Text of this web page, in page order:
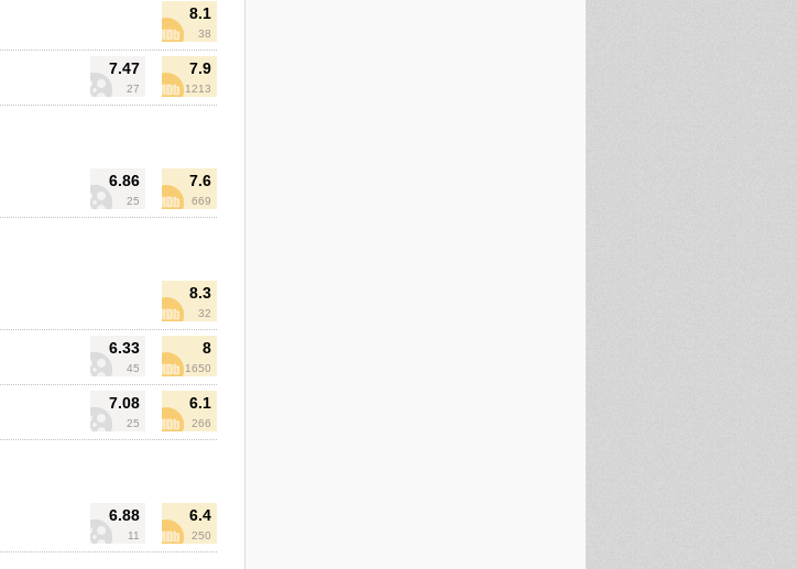
8.1
38
7.47
27
7.9
1213
6.86
25
7.6
669
8.3
32
6.33
45
8
1650
7.08
25
6.1
266
6.88
11
6.4
250